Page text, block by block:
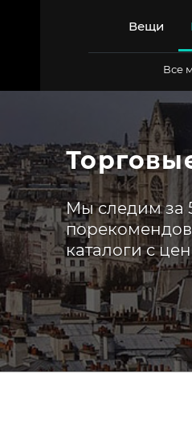
Вещи
Все
Мы следим за
каталоги с